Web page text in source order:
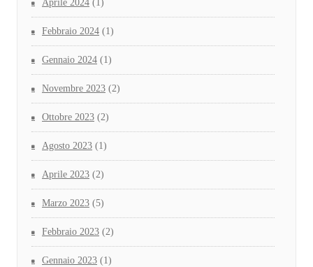
Aprile 2024 (1)
Febbraio 2024 (1)
Gennaio 2024 (1)
Novembre 2023 (2)
Ottobre 2023 (2)
Agosto 2023 (1)
Aprile 2023 (2)
Marzo 2023 (5)
Febbraio 2023 (2)
Gennaio 2023 (1)